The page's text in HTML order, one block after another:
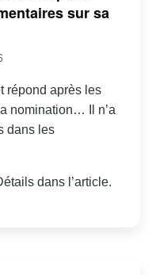
sur sa
répond après les
nomination… Il n’a
dans les
dans l’article.